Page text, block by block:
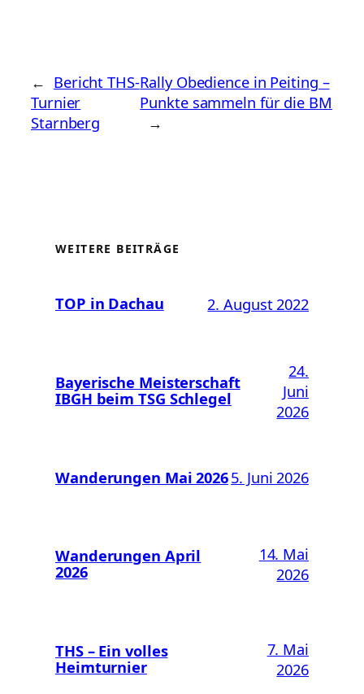
← Bericht THS-
Turnier
Starnberg
Rally Obedience in Peiting –
Punkte sammeln für die BM
→
WEITERE BEITRÄGE
TOP in Dachau 2. August 2022
Bayerische Meisterschaft
IBGH beim TSG Schlegel
24.
Juni
2026
Wanderungen Mai 20265. Juni 2026
Wanderungen April
2026
14. Mai
2026
THS – Ein volles
Heimturnier
7. Mai
2026